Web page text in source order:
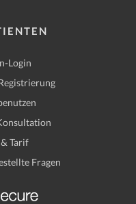
Login
Tarif
Fragen